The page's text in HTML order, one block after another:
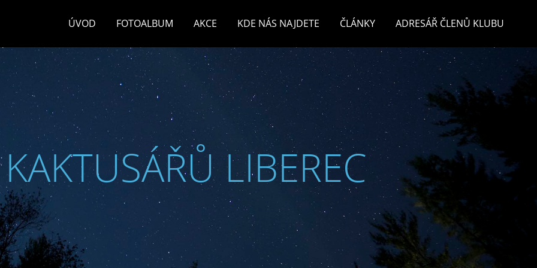
ÚVOD FOTOALBUM AKCE KDE NÁS NAJDETE ČLÁNKY ADRESÁŘ ČLENŮ KLUBU
LIBEREC